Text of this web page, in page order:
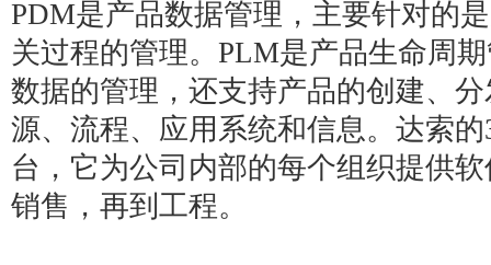
PDM是产品数据管理，主要针对的
关过程的管理。PLM是产品生命周
数据的管理，还支持产品的创建、
源、流程、应用系统和信息。达索的
台，它为公司内部的每个组织提供
销售，再到工程。